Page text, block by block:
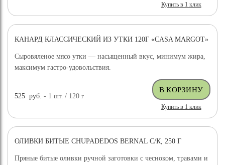
Купить в 1 клик
КАНАРД КЛАССИЧЕСКИЙ ИЗ УТКИ 120Г «CASA MARGOT»
Сыровяленое мясо утки — насыщенный вкус, минимум жира,
максимум гастро-удовольствия.
525 руб. - 1шт. / 120г
Купить в 1 клик
ОЛИВКИ БИТЫЕ CHUPADEDOS BERNAL С/К, 250 Г
Пряные битые оливки ручной заготовки с чесноком, травами и